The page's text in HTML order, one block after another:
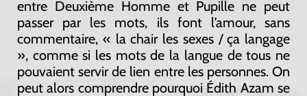
entre Deuxième Homme et Pupille ne peut
passer par les mots, ils font l’amour, sans
commentaire, « la chair les sexes / ça langage
», comme si les mots de la langue de tous ne
pouvaient servir de lien entre les personnes. On
peut alors comprendre pourquoi Édith Azam se